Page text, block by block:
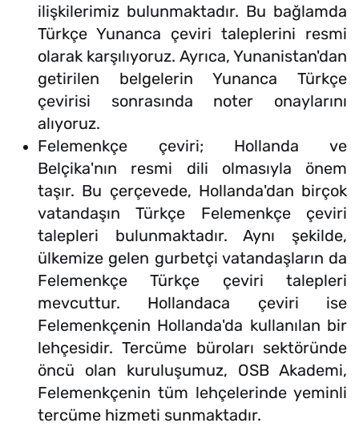
ilişkilerimiz bulunmaktadır. Bu bağlamda
Türkçe Yunanca çeviri taleplerini resmi
olarak karşılıyoruz. Ayrıca, Yunanistan'dan
getirilen belgelerin Yunanca Türkçe
çevirisi sonrasında noter onaylarını
alıyoruz.
Felemenkçe çeviri; Hollanda ve
Belçika'nın resmi dili olmasıyla önem
taşır. Bu çerçevede, Hollanda'dan birçok
vatandaşın Türkçe Felemenkçe çeviri
talepleri bulunmaktadır. Aynı şekilde,
ülkemize gelen gurbetçi vatandaşların da
Felemenkçe Türkçe çeviri talepleri
mevcuttur. Hollandaca çeviri ise
Felemenkçenin Hollanda'da kullanılan bir
lehçesidir. Tercüme büroları sektöründe
öncü olan kuruluşumuz, OSB Akademi,
Felemenkçenin tüm lehçelerinde yeminli
tercüme hizmeti sunmaktadır.